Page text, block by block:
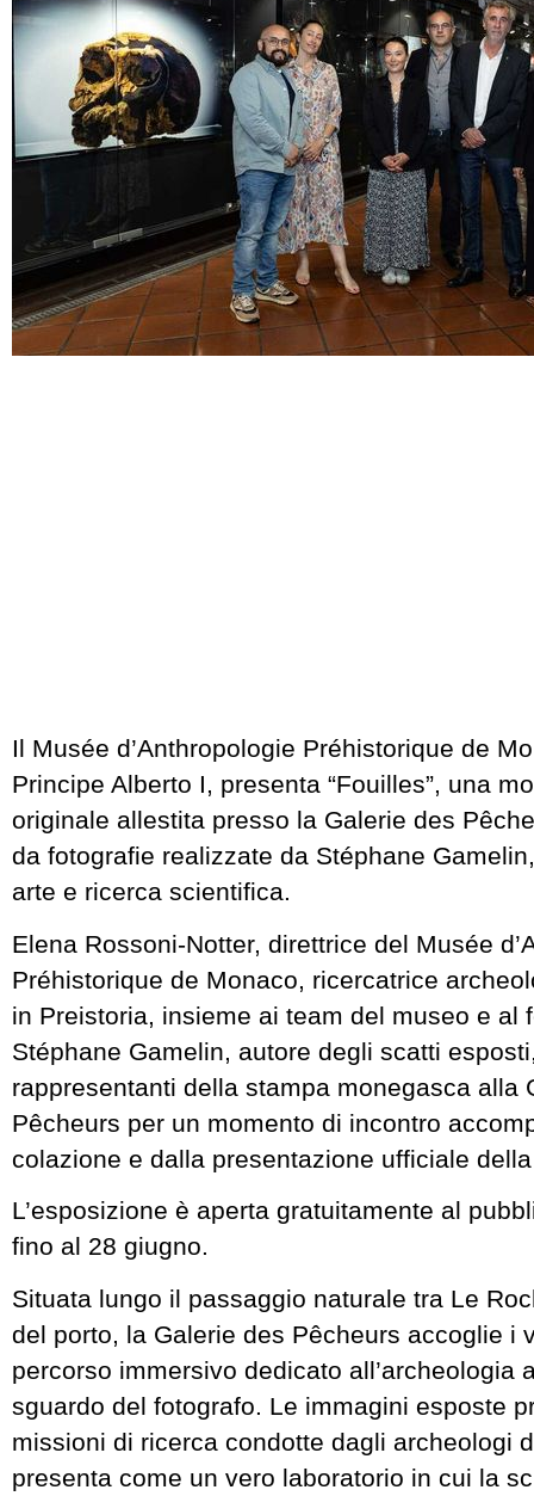
Il Musée d’Anthropologie Préhistorique de
Principe Alberto I, presenta “Fouilles”, una
originale allestita presso la Galerie des
da fotografie realizzate da Stéphane
arte e ricerca scientifica.
Elena Rossoni-Notter, direttrice del Musée
Préhistorique de Monaco, ricercatrice
in Preistoria, insieme ai team del museo e al
Stéphane Gamelin, autore degli scatti
rappresentanti della stampa monegasca alla
Pêcheurs per un momento di incontro
colazione e dalla presentazione ufficiale
L’esposizione è aperta gratuitamente al
fino al 28 giugno.
Situata lungo il passaggio naturale tra Le
del porto, la Galerie des Pêcheurs accoglie i
percorso immersivo dedicato all’archeologia
sguardo del fotografo. Le immagini esposte
missioni di ricerca condotte dagli archeologi
presenta come un vero laboratorio in cui la